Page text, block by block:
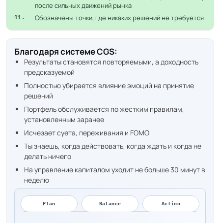
после сильных движений рынка
11. Обозначены точки, где никаких решений не требуется
Благодаря системе CGS:
Результаты становятся повторяемыми, а доходность
предсказуемой
Полностью убирается влияние эмоций на принятие
решений
Портфель обслуживается по жестким правилам,
установленным заранее
Исчезает суета, переживания и FOMO
Ты знаешь, когда действовать, когда ждать и когда не
делать ничего
На управление капиталом уходит не больше 30 минут в
неделю
Plan Balance Action